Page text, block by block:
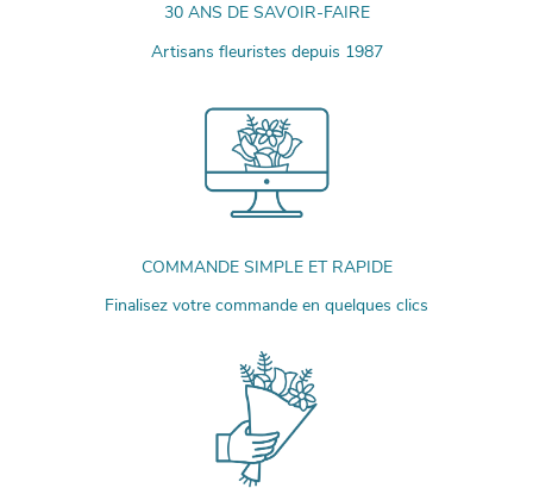
30 ANS DE SAVOIR-FAIRE
Artisans fleuristes depuis 1987
COMMANDE SIMPLE ET RAPIDE
Finalisez votre commande en quelques clics